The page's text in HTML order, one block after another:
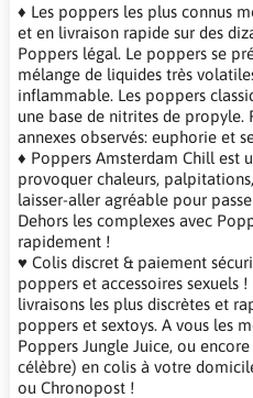
♦ Les poppers les plus connus
et en livraison rapide sur des
Poppers légal. Le poppers se
mélange de liquides très
inflammable. Les poppers
une base de nitrites de propyle.
annexes observés: euphorie et
♦ Poppers Amsterdam Chill est
provoquer chaleurs,
laisser-aller agréable pour
Dehors les complexes avec
rapidement !
♥ Colis discret & paiement
poppers et accessoires sexuels
livraisons les plus discrètes et
poppers et sextoys. A vous les
Poppers Jungle Juice, ou
célèbre) en colis à votre
ou Chronopost !